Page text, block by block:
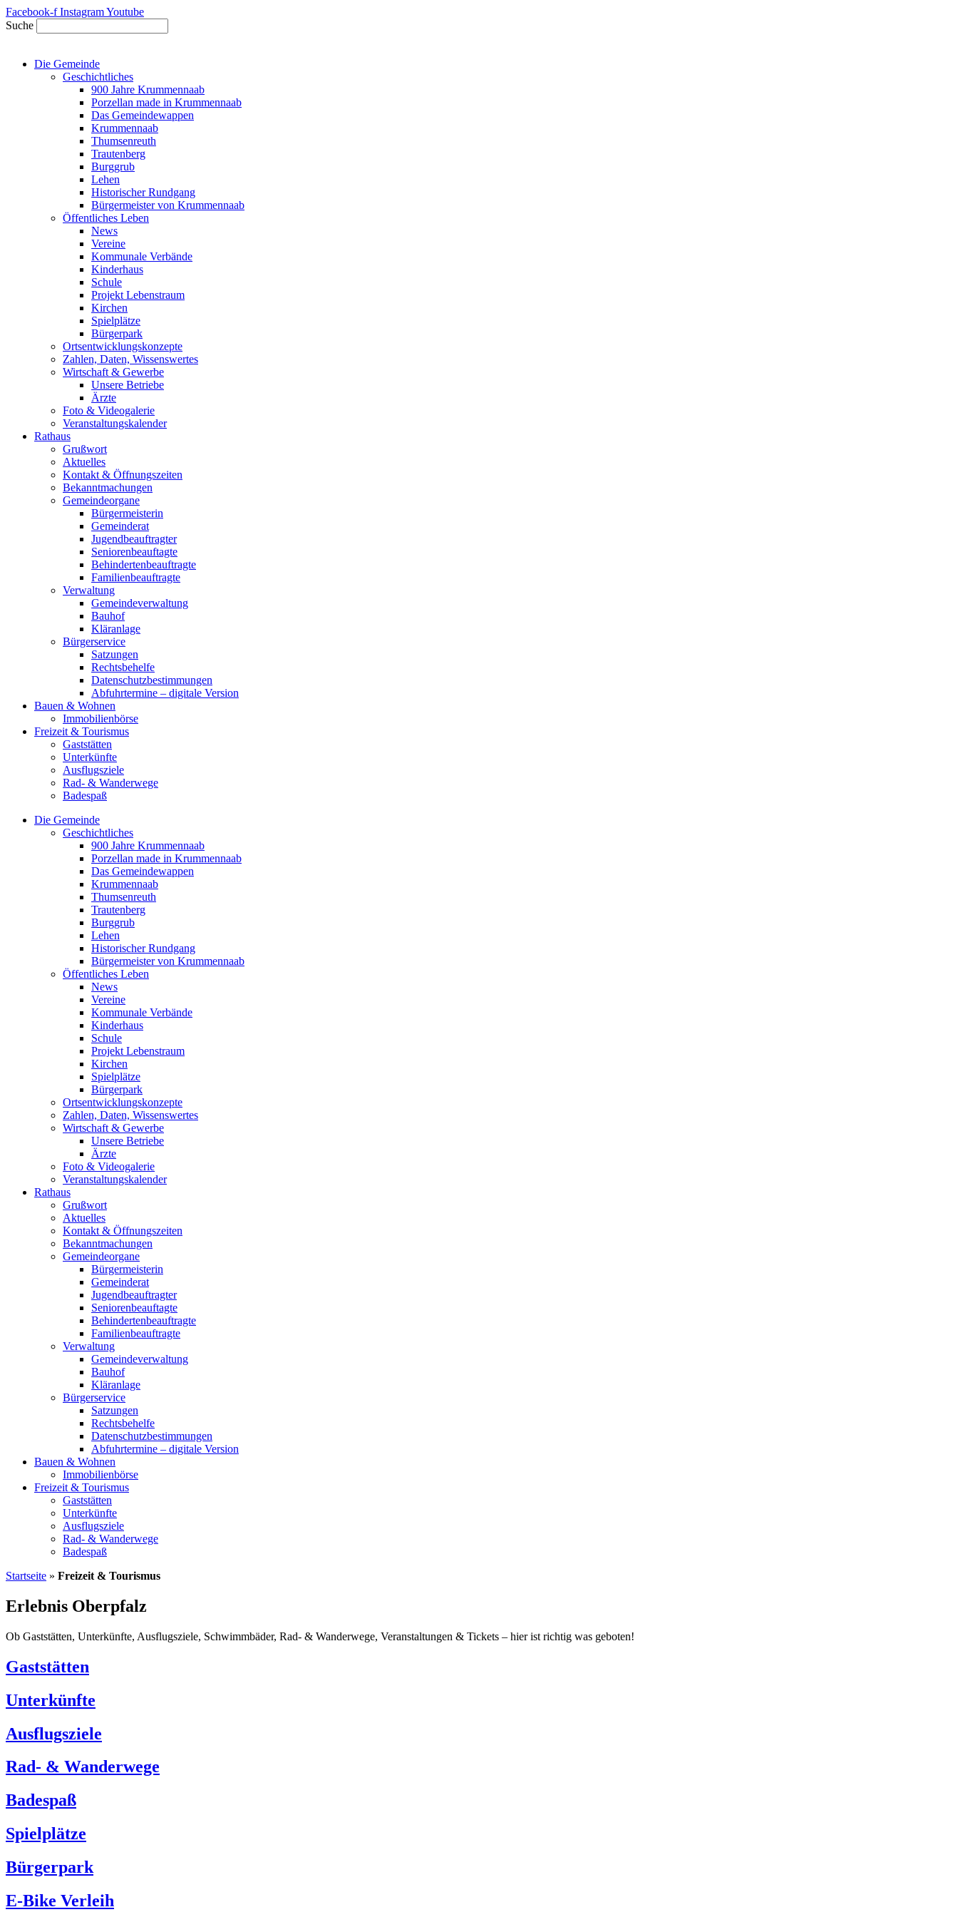
Zum
Inhalt
springen
Facebook-f InstagramYoutube
Suche
Die Gemeinde
Geschichtliches
900 Jahre Krummennaab
Porzellan made in Krummennaab
Das Gemeindewappen
Krummennaab
Thumsenreuth
Trautenberg
Burggrub
Lehen
Historischer Rundgang
Bürgermeister von Krummennaab
Öffentliches Leben
News
Vereine
Kommunale Verbände
Kinderhaus
Schule
Projekt Lebenstraum
Kirchen
Spielplätze
Bürgerpark
Ortsentwicklungskonzepte
Zahlen, Daten, Wissenswertes
Wirtschaft & Gewerbe
Unsere Betriebe
Ärzte
Foto & Videogalerie
Veranstaltungskalender
Rathaus
Grußwort
Aktuelles
Kontakt & Öffnungszeiten
Bekanntmachungen
Gemeindeorgane
Bürgermeisterin
Gemeinderat
Jugendbeauftragter
Seniorenbeauftagte
Behindertenbeauftragte
Familienbeauftragte
Verwaltung
Gemeindeverwaltung
Bauhof
Kläranlage
Bürgerservice
Satzungen
Rechtsbehelfe
Datenschutzbestimmungen
Abfuhrtermine – digitale Version
Bauen & Wohnen
Immobilienbörse
Freizeit & Tourismus
Gaststätten
Unterkünfte
Ausflugsziele
Rad- & Wanderwege
Badespaß
Die Gemeinde
Geschichtliches
900 Jahre Krummennaab
Porzellan made in Krummennaab
Das Gemeindewappen
Krummennaab
Thumsenreuth
Trautenberg
Burggrub
Lehen
Historischer Rundgang
Bürgermeister von Krummennaab
Öffentliches Leben
News
Vereine
Kommunale Verbände
Kinderhaus
Schule
Projekt Lebenstraum
Kirchen
Spielplätze
Bürgerpark
Ortsentwicklungskonzepte
Zahlen, Daten, Wissenswertes
Wirtschaft & Gewerbe
Unsere Betriebe
Ärzte
Foto & Videogalerie
Veranstaltungskalender
Rathaus
Grußwort
Aktuelles
Kontakt & Öffnungszeiten
Bekanntmachungen
Gemeindeorgane
Bürgermeisterin
Gemeinderat
Jugendbeauftragter
Seniorenbeauftagte
Behindertenbeauftragte
Familienbeauftragte
Verwaltung
Gemeindeverwaltung
Bauhof
Kläranlage
Bürgerservice
Satzungen
Rechtsbehelfe
Datenschutzbestimmungen
Abfuhrtermine – digitale Version
Bauen & Wohnen
Immobilienbörse
Freizeit & Tourismus
Gaststätten
Unterkünfte
Ausflugsziele
Rad- & Wanderwege
Badespaß
Startseite » Freizeit & Tourismus
Erlebnis Oberpfalz
Ob Gaststätten, Unterkünfte, Ausflugsziele, Schwimmbäder, Rad- & Wanderwege, Veranstaltungen & Tickets – hier ist richtig was geboten!
Gaststätten
Unterkünfte
Ausflugsziele
Rad- & Wanderwege
Badespaß
Spielplätze
Bürgerpark
E-Bike Verleih